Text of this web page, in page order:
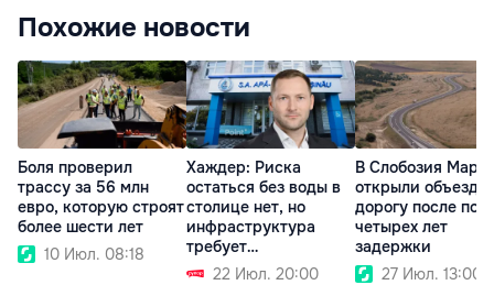
Похожие новости
Боля проверил
трассу за 56 млн
евро, которую строят
более шести лет
10 Июл. 08:18
Хаждер: Риска
остаться без воды в
столице нет, но
инфраструктура
требует
модернизации
22 Июл. 20:00
В Слобозия Маре
открыли
дорогу после
четырех лет
задержки
27 Июл. 13:00